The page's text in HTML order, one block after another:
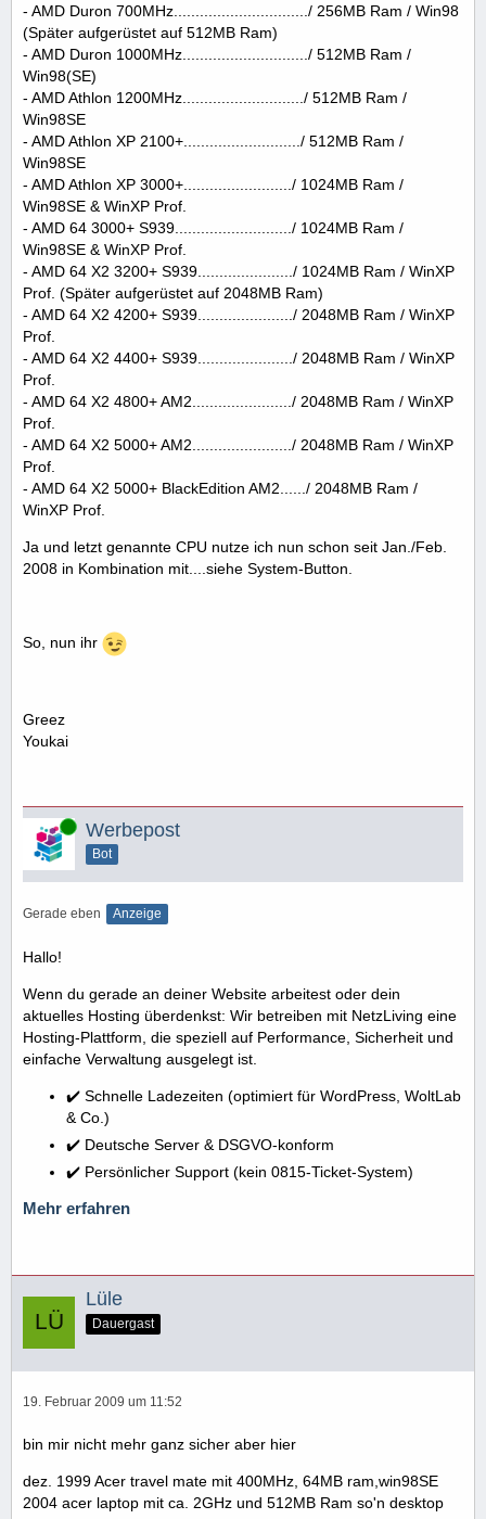
- AMD Duron 700MHz.............................../ 256MB Ram / Win98
(Später aufgerüstet auf 512MB Ram)
- AMD Duron 1000MHz............................./ 512MB Ram /
Win98(SE)
- AMD Athlon 1200MHz............................/ 512MB Ram /
Win98SE
- AMD Athlon XP 2100+.........................../ 512MB Ram /
Win98SE
- AMD Athlon XP 3000+........................./ 1024MB Ram /
Win98SE & WinXP Prof.
- AMD 64 3000+ S939.........................../ 1024MB Ram /
Win98SE & WinXP Prof.
- AMD 64 X2 3200+ S939....................../ 1024MB Ram / WinXP
Prof. (Später aufgerüstet auf 2048MB Ram)
- AMD 64 X2 4200+ S939....................../ 2048MB Ram / WinXP
Prof.
- AMD 64 X2 4400+ S939....................../ 2048MB Ram / WinXP
Prof.
- AMD 64 X2 4800+ AM2......................./ 2048MB Ram / WinXP
Prof.
- AMD 64 X2 5000+ AM2......................./ 2048MB Ram / WinXP
Prof.
- AMD 64 X2 5000+ BlackEdition AM2....../ 2048MB Ram /
WinXP Prof.
Ja und letzt genannte CPU nutze ich nun schon seit Jan./Feb.
2008 in Kombination mit....siehe System-Button.
So, nun ihr
Greez
Youkai
Online Werbepost
Bot
Gerade eben Anzeige
Hallo!
Wenn du gerade an deiner Website arbeitest oder dein
aktuelles Hosting überdenkst: Wir betreiben mit NetzLiving eine
Hosting-Plattform, die speziell auf Performance, Sicherheit und
einfache Verwaltung ausgelegt ist.
✔️ Schnelle Ladezeiten (optimiert für WordPress, WoltLab
& Co.)
✔️ Deutsche Server & DSGVO-konform
✔️ Persönlicher Support (kein 0815-Ticket-System)
Mehr erfahren
Lüle
Dauergast
19. Februar 2009 um 11:52
bin mir nicht mehr ganz sicher aber hier
dez. 1999 Acer travel mate mit 400MHz, 64MB ram,win98SE
2004 acer laptop mit ca. 2GHz und 512MB Ram so'n desktop